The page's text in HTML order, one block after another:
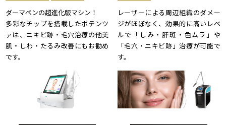
ダーマペンの超進化版マシン！
多彩なチップを搭載したポテンツ
ァは、ニキビ跡・毛穴治療の他美
肌・しわ・たるみ改善にもお勧め
です。
レーザーによる周辺組織のダメー
ジがほぼなく、効果的に高いレベ
ルで「しみ・肝斑・色ムラ」や
「毛穴・ニキビ跡」治療が可能で
す。